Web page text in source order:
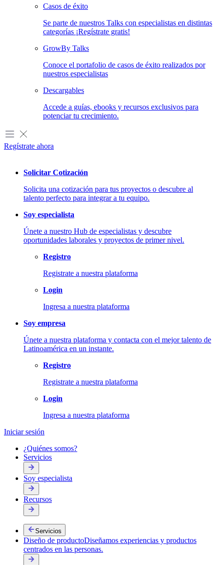
Desarrollo de Software
Creamos soluciones digitales personalizadas para tus
Casos de éxito
Se parte de nuestros Talks con especialistas en distintas
categorías ¡Regístrate gratis!
GrowBy Talks
Conoce el portafolio de casos de éxito realizados por
nuestros especialistas
Descargables
Accede a guías, ebooks y recursos exclusivos para
potenciar tu crecimiento.
Regístrate ahora
Solicitar Cotización
Solicita una cotización para tus proyectos o descubre al
talento perfecto para integrar a tu equipo.
Soy especialista
Únete a nuestro Hub de especialistas y descubre
oportunidades laborales y proyectos de primer nivel.
Registro
Registrate a nuestra plataforma
Login
Ingresa a nuestra plataforma
Soy empresa
Únete a nuestra plataforma y contacta con el mejor talento de
Latinoamérica en un instante.
Registro
Registrate a nuestra plataforma
Login
Ingresa a nuestra plataforma
Iniciar sesión
¿Quiénes somos?
Servicios
Soy especialista
Recursos
Servicios
Diseño de productoDiseñamos experiencias y productos
centrados en las personas.